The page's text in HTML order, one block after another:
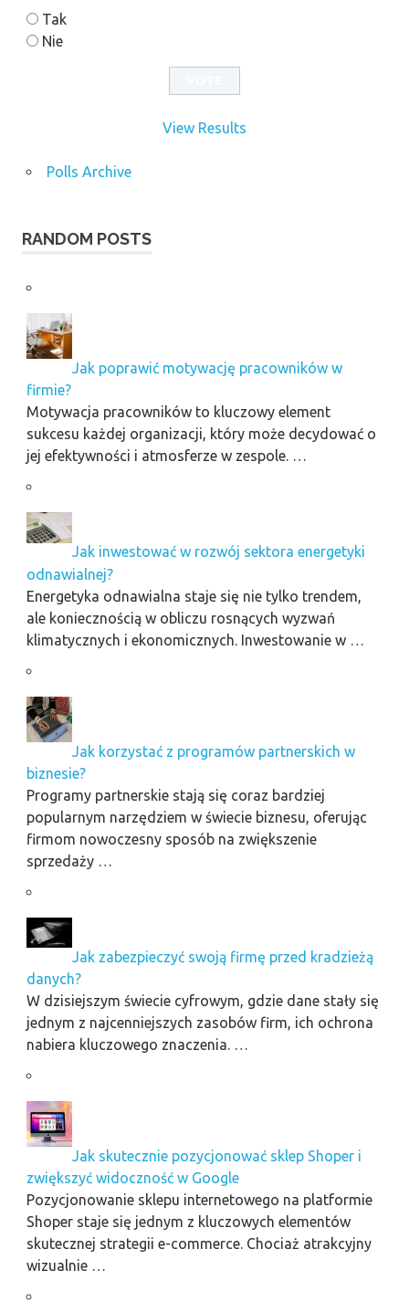
Tak
Nie
View Results
Polls Archive
RANDOM POSTS
Jak poprawić motywację pracowników w
firmie?
Motywacja pracowników to kluczowy element
sukcesu każdej organizacji, który może decydować o
jej efektywności i atmosferze w zespole. …
Jak inwestować w rozwój sektora energetyki
odnawialnej?
Energetyka odnawialna staje się nie tylko trendem,
ale koniecznością w obliczu rosnących wyzwań
klimatycznych i ekonomicznych. Inwestowanie w …
Jak korzystać z programów partnerskich w
biznesie?
Programy partnerskie stają się coraz bardziej
popularnym narzędziem w świecie biznesu, oferując
firmom nowoczesny sposób na zwiększenie
sprzedaży …
Jak zabezpieczyć swoją firmę przed kradzieżą
danych?
W dzisiejszym świecie cyfrowym, gdzie dane stały się
jednym z najcenniejszych zasobów firm, ich ochrona
nabiera kluczowego znaczenia. …
Jak skutecznie pozycjonować sklep Shoper i
zwiększyć widoczność w Google
Pozycjonowanie sklepu internetowego na platformie
Shoper staje się jednym z kluczowych elementów
skutecznej strategii e-commerce. Chociaż atrakcyjny
wizualnie …